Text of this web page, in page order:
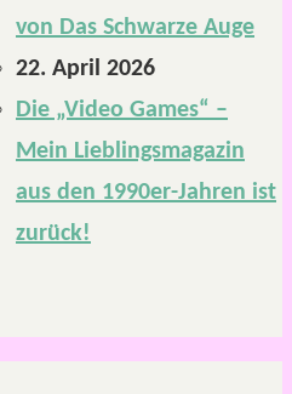
von Das Schwarze Auge
22. April 2026
Die „Video Games“ –
Mein Lieblingsmagazin
aus den 1990er-Jahren ist
zurück!